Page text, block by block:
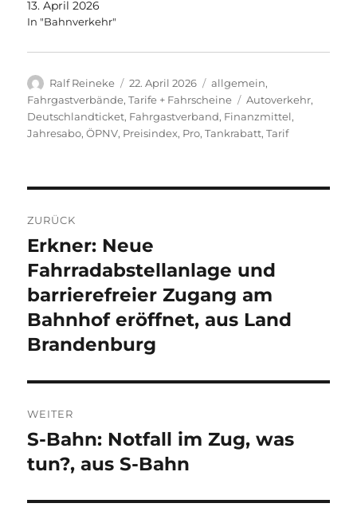
13. April 2026
In "Bahnverkehr"
Autor
Ralf Reineke
Veröffentlicht
am
22. April 2026 Kategorien
allgemein,
Fahrgastverbände,Tarife + Fahrscheine Schlagwörter
Autoverkehr,
Deutschlandticket, Fahrgastverband, Finanzmittel,
Jahresabo,ÖPNV, Preisindex, Pro,Tankrabatt,Tarif
ZURÜCK
Vorheriger
Beitrag:
Erkner: Neue
Fahrradabstellanlage und
barrierefreier Zugang am
Bahnhof eröffnet, aus Land
Brandenburg
WEITER
Nächster
Beitrag:
S-Bahn: Notfall im Zug, was
tun?, aus S-Bahn